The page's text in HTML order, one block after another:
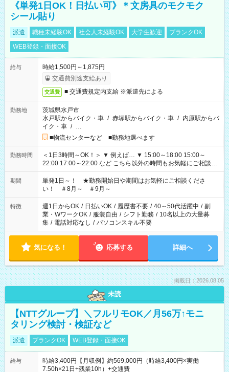
《単発1日OK！日払い可》＊文房具のモクモク
シール貼り
派遣 職種未経験OK 社会人未経験OK 大学生歓迎
ブランクOK
WEB登録・面接OK
給与
時給1,500円～1,875円
交通費別途支給あり
交通費 ■ 交通費規定内支給 ※派遣先による
勤務地
茨城県水戸市
水戸駅からバイク・車 / 赤塚駅からバイク・車 / 内原駅からバ
イク・車 / …
■物流センターなど ■勤務地選べます
勤務時間
＜1日3時間～OK！＞ ▼ 例えば… ▼ 15:00～18:00 15:00～
22:00 17:00～22:00 など こちら以外の時間もお気軽にご相談く
ださい！
期間
単発1日～！ ★勤務開始日や期間はお気軽にご相談くださ
い！ ＃8月～ ＃9月～
特徴 週1日からOK / 日払いOK / 履歴書不要 / 40～50代活躍中 / 副
業・WワークOK / 服装自由 / シフト勤務 / 10名以上の大量募
集 / 電話対応なし / パソコンスキル不要
気になる！ 応募する 詳細へ
掲載日：2026.08.05
未読
【NTTグループ】＼フルリモOK／月56万↑モニ
タリング検討・検証など
派遣 ブランクOK WEB登録・面接OK
給与
時給3,400円【月収例】約569,000円（時給3,400円×実働
7.50h×21日+残業10h）+交通費